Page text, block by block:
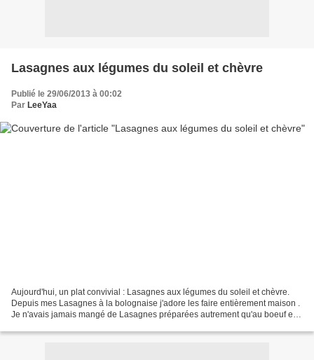
Lasagnes aux légumes du soleil et chèvre
Publié le 29/06/2013 à 00:02
Par LeeYaa
Aujourd'hui, un plat convivial : Lasagnes aux légumes du soleil et chèvre.
Depuis mes Lasagnes à la bolognaise j'adore les faire entièrement maison .
Je n'avais jamais mangé de Lasagnes préparées autrement qu'au boeuf et